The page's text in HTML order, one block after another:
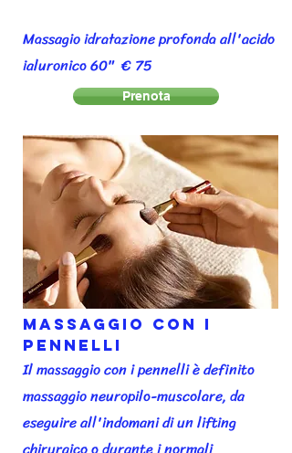
Massagio idratazione profonda all'acido
ialuronico 60" € 75
Prenota
Massaggio con i
Pennelli
Il massaggio con i pennelli è definito
massaggio neuropilo-muscolare, da
eseguire all'indomani di un lifting